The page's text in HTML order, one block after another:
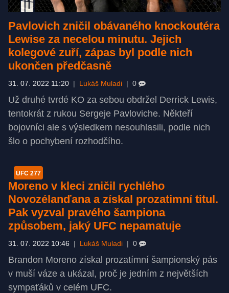
Pavlovich zničil obávaného knockoutéra
Lewise za necelou minutu. Jejich
kolegové zuří, zápas byl podle nich
ukončen předčasně
31. 07. 2022 11:20 Lukáš Muladi 0
Už druhé tvrdé KO za sebou obdržel Derrick Lewis,
tentokrát z rukou Sergeje Pavloviche. Někteří
bojovníci ale s výsledkem nesouhlasili, podle nich
šlo o pochybení rozhodčího.
UFC 277
Moreno v kleci zničil rychlého
Novozélanďana a získal prozatimní titul.
Pak vyzval pravého šampiona
způsobem, jaký UFC nepamatuje
31. 07. 2022 10:46 Lukáš Muladi 0
Brandon Moreno získal prozatímní šampionský pás
v muší váze a ukázal, proč je jedním z největších
sympaťáků v celém UFC.